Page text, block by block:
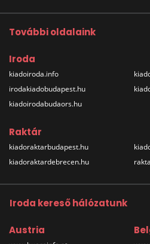
További oldalaink
Iroda
kiadoiroda.info
irodakiadobudapest.hu
kiadoirodabudaors.hu
Raktár
kiadoraktarbudapest.hu
kiadoraktardebrecen.hu
Iroda kereső hálózatunk
Austria